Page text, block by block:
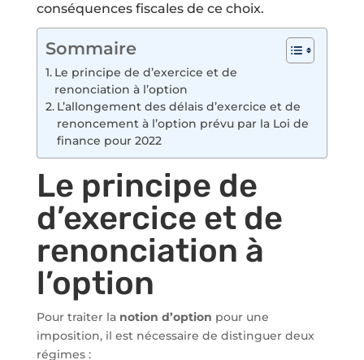
conséquences fiscales de ce choix.
Sommaire
Le principe de d’exercice et de
renonciation à l’option
L’allongement des délais d’exercice et de
renoncement à l’option prévu par la Loi de
finance pour 2022
Le principe de
d’exercice et de
renonciation à
l’option
Pour traiter la notion d’option pour une
imposition, il est nécessaire de distinguer deux
régimes :